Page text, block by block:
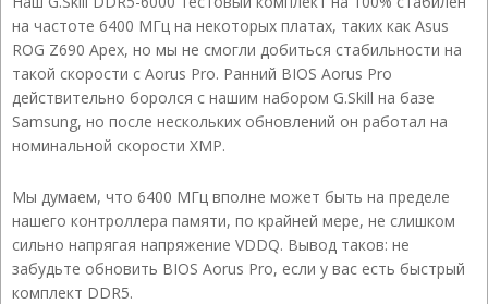
на частоте 6400 МГц на некоторых платах, таких как Asus
ROG Z690 Apex, но мы не смогли добиться стабильности на
такой скорости с Aorus Pro. Ранний BIOS Aorus Pro
действительно боролся с нашим набором G.Skill на базе
Samsung, но после нескольких обновлений он работал на
номинальной скорости XMP.
Мы думаем, что 6400 МГц вполне может быть на пределе
нашего контроллера памяти, по крайней мере, не слишком
сильно напрягая напряжение VDDQ. Вывод таков: не
забудьте обновить BIOS Aorus Pro, если у вас есть быстрый
комплект DDR5.